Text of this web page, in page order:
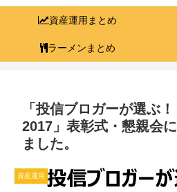
資産運用まとめ
ラーメンまとめ
「投信ブロガーが選ぶ
2017」表彰式・懇親会
ました。
資産運用